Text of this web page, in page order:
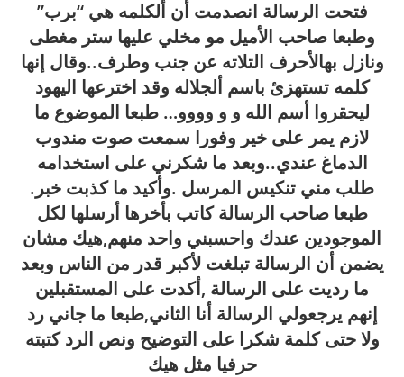
فتحت الرسالة انصدمت أن ألكلمه هي “برب”
وطبعا صاحب الأميل مو مخلي عليها ستر مغطى
ونازل بهالأحرف التلاته عن جنب وطرف..وقال إنها
كلمه تستهزئ باسم ألجلاله وقد اخترعها اليهود
ليحقروا أسم الله و و وووو… طبعا الموضوع ما
لازم يمر على خير وفورا سمعت صوت مندوب
الدماغ عندي..وبعد ما شكرني على استخدامه
طلب مني تنكيس المرسل .وأكيد ما كذبت خبر.
طبعا صاحب الرسالة كاتب بأخرها أرسلها لكل
الموجودين عندك واحسبني واحد منهم,هيك مشان
يضمن أن الرسالة تبلغت لأكبر قدر من الناس وبعد
ما رديت على الرسالة ,أكدت على المستقبلين
إنهم يرجعولي الرسالة أنا الثاني,طبعا ما جاني رد
ولا حتى كلمة شكرا على التوضيح ونص الرد كتبته
حرفيا مثل هيك